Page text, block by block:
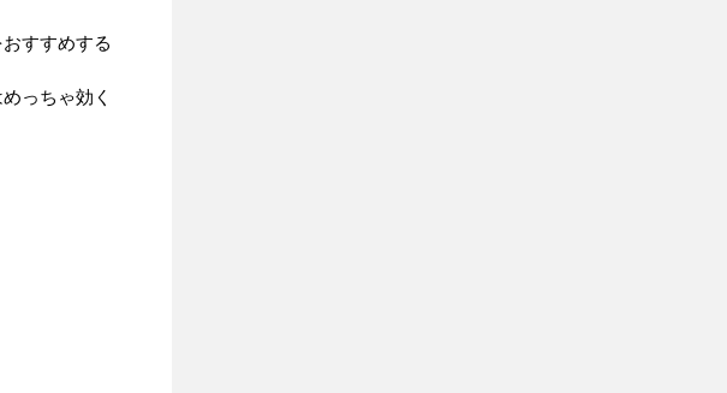
すすめする
っちゃ効く